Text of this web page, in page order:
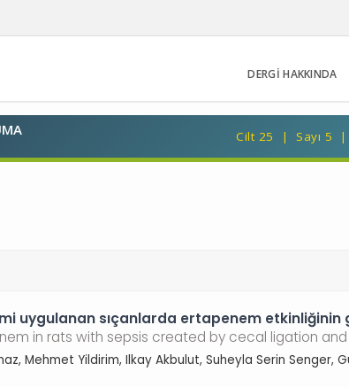
DERGİ HAKKINDA
Cilt 25 | Sayı 5 |
uygulanan sıçanlarda ertapenem etkinliğinin
in rats with sepsis created by cecal ligation
Mehmet Yildirim, Ilkay Akbulut, Suheyla Serin Senger,